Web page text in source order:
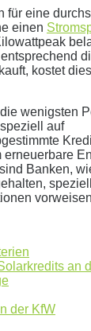
von 0Euro
mit0kWp
einer
von
liefert
.
ist.
erhalten
für eine
einen
kostet
wenigsten
auf
erneuerbare
Banken,
an
der KfW